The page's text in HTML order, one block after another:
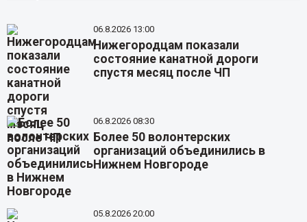
06.8.2026 13:00
Нижегородцам показали
состояние канатной дороги
спустя месяц после ЧП
06.8.2026 08:30
Более 50 волонтерских
организаций объединились в
Нижнем Новгороде
05.8.2026 20:00